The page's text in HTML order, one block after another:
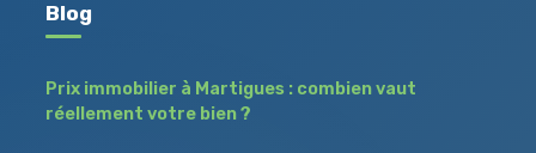
Blog
Prix immobilier à Martigues : combien vaut
réellement votre bien ?